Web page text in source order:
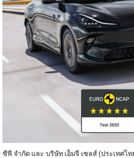
ซีพี จำกัด และ บริษัท เอ็มจี เซลส์ (ประเทศไ